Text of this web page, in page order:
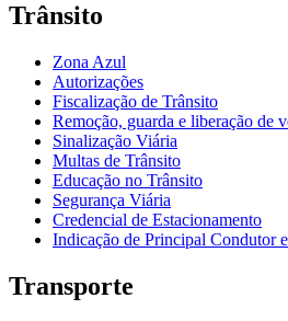
Trânsito
Zona Azul
Autorizações
Fiscalização de Trânsito
Remoção, guarda e liberação de
Sinalização Viária
Multas de Trânsito
Educação no Trânsito
Segurança Viária
Credencial de Estacionamento
Indicação de Principal Condutor
Transporte